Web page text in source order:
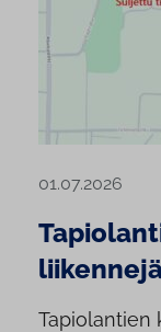
01.07.2026
Tapiolantien